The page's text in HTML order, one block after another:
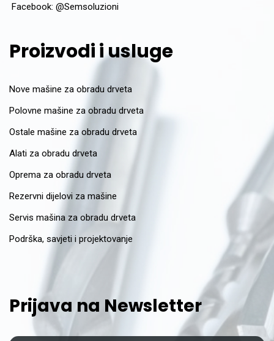
Facebook: @Semsoluzioni
Proizvodi i usluge
Nove mašine za obradu drveta
Polovne mašine za obradu drveta
Ostale mašine za obradu drveta
Alati za obradu drveta
Oprema za obradu drveta
Rezervni dijelovi za mašine
Servis mašina za obradu drveta
Podrška, savjeti i projektovanje
Prijava na Newsletter